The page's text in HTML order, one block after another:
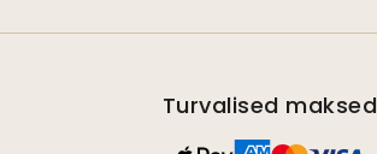
Turvalised maksed